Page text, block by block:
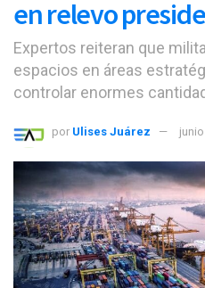
en relevo
Expertos reiteran que
espacios en áreas
controlar enormes
por Ulises Juárez